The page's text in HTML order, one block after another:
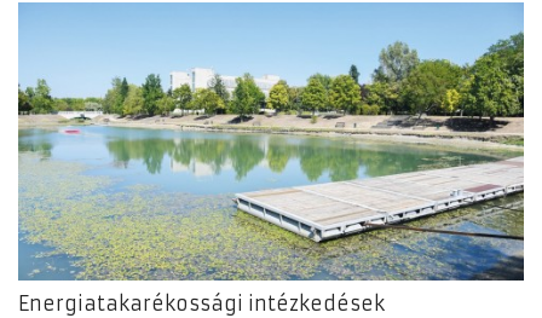
Energiatakarékossági intézkedések